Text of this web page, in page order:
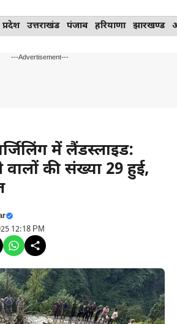
प्रदेश उत्तराखंड पंजाब हरियाणा झारखण्ड
---Advertisement---
में लैंडस्लाइड:
की संख्या 29 हुई,
12:18 PM